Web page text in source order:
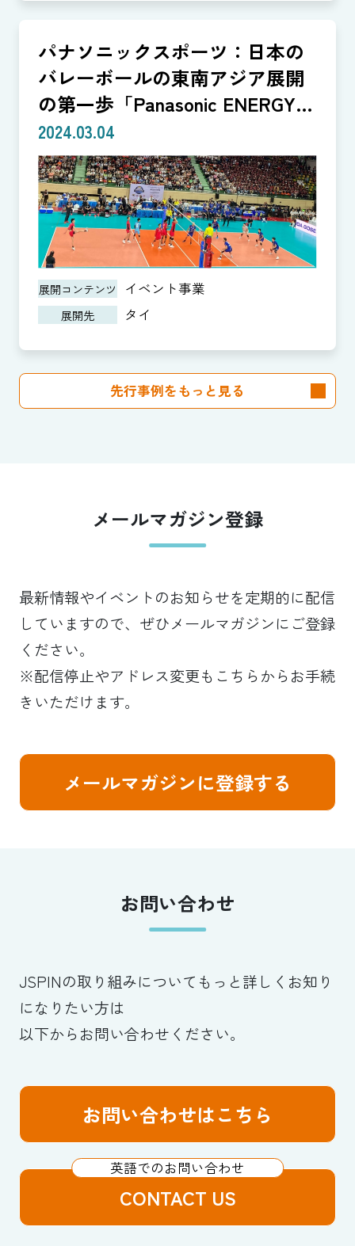
パナソニックスポーツ：日本の
バレーボールの東南アジア展開
の第一歩「Panasonic ENERGY
CUP」
2024.03.04
展開コンテンツ イベント事業
展開先 タイ
先行事例をもっと見る
メールマガジン登録
最新情報やイベントのお知らせを定期的に配信
していますので、ぜひメールマガジンにご登録
ください。
※配信停止やアドレス変更もこちらからお手続
きいただけます。
メールマガジンに登録する
お問い合わせ
JSPINの取り組みについてもっと詳しくお知り
になりたい方は
以下からお問い合わせください。
お問い合わせはこちら
CONTACT US